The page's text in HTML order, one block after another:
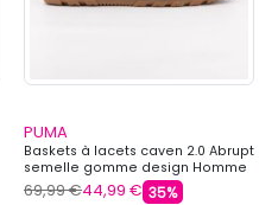
PUMA
Baskets à lacets caven 2.0 Abrupt
semelle gomme design Homme
PUMA
69,99 €44,99 € 35%